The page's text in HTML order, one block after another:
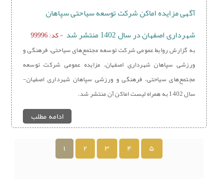
آگهی مزایده اماکن شرکت توسعه سیاحتی سپاهان
شهرداری اصفهان در سال 1402 منتشر شد
- کد: 99996
به گزارش روابط عمومی شرکت توسعه مجتمع‌های سیاحتی، فرهنگی و
ورزشی سپاهان شهرداری اصفهان، مزایده عمومی شرکت توسعه
مجتمع‌های سیاحتی، فرهنگی و ورزشی سپاهان شهرداری اصفهان-
سال 1402 به همراه لیست اماکن آن منتشر شد.
ادامه مطلب